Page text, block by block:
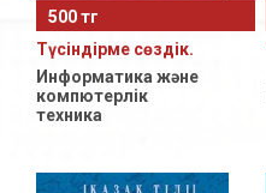
500 тг
Түсiндiрме сөздiк.
Информатика және
компютерлiк
техника